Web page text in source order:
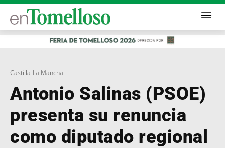
Castilla-La Mancha
Antonio Salinas (PSOE)
presenta su renuncia
como diputado regional